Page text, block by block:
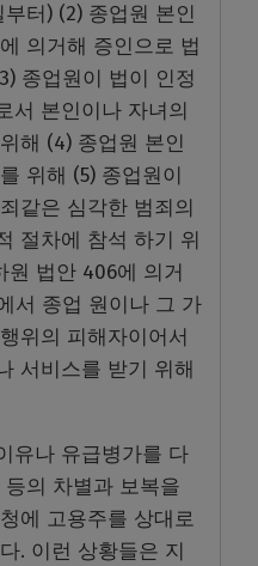
터) (2) 종업원 본인
의거해 증인으로 법
종업원이 법이 인정
서 본인이나 자녀의
해 (4) 종업원 본인
위해 (5) 종업원이
같은 심각한 범죄의
절차에 참석 하기 위
원 법안 406에 의거
서 종업 원이나 그 가
위의 피해자이어서
서비스를 받기 위해
유나 유급병가를 다
의 차별과 보복을
에 고용주를 상대로
. 이런 상황들은 지